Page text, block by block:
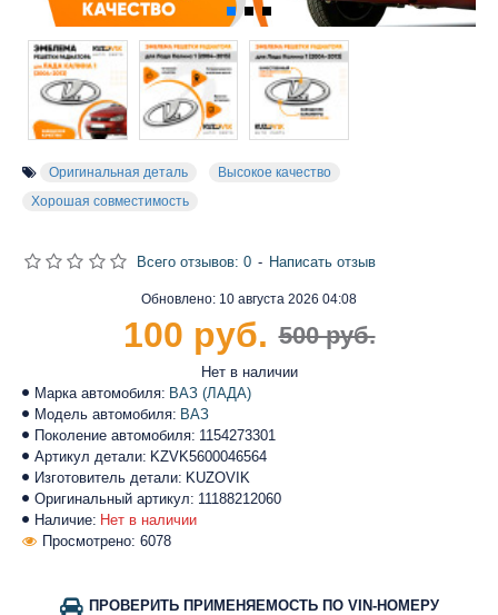
Оригинальная деталь
Высокое качество
Хорошая совместимость
Наличие: Нет в наличии
Марка автомобиля: ВАЗ (ЛАДА)
Модель автомобиля: ВАЗ
Поколение автомобиля: 1154273301
Артикул детали: KZVK5600046564
Изготовитель детали: KUZOVIK
Оригинальный артикул: 11188212060
Просмотрено: 6078
Обновлено: 10 августа 2026 04:08
Нет в наличии
Всего отзывов: 0 - Написать отзыв
500 руб.
100 руб.
ПРОВЕРИТЬ ПРИМЕНЯЕМОСТЬ ПО VIN-НОМЕРУ